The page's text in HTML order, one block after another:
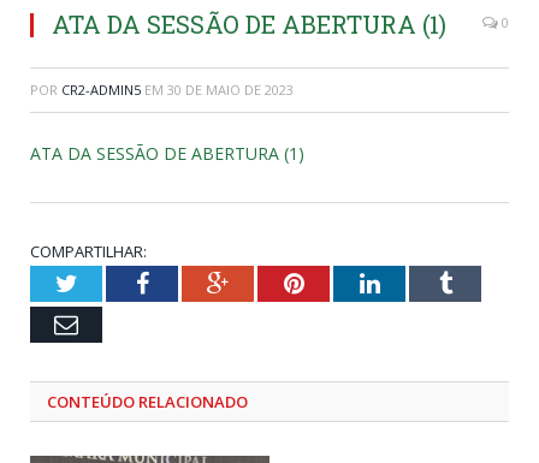
ATA DA SESSÃO DE ABERTURA (1) 0
POR CR2-ADMIN5 EM 30 DE MAIO DE 2023
ATA DA SESSÃO DE ABERTURA (1)
COMPARTILHAR:
TwitterFacebookGoogle+PinterestLinkedInTumblr
Email
CONTEÚDO RELACIONADO